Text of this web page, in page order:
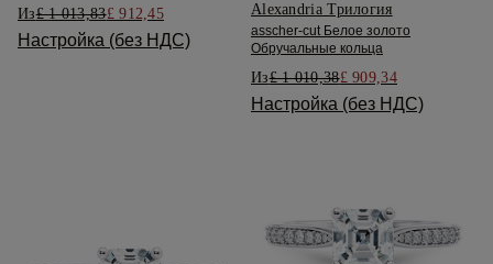
Из£ 1 013,83£ 912,45
Настройка (без НДС)
Alexandria Трилогия
asscher-cut Белое золото
Обручальные кольца
Из£ 1 010,38£ 909,34
Настройка (без НДС)